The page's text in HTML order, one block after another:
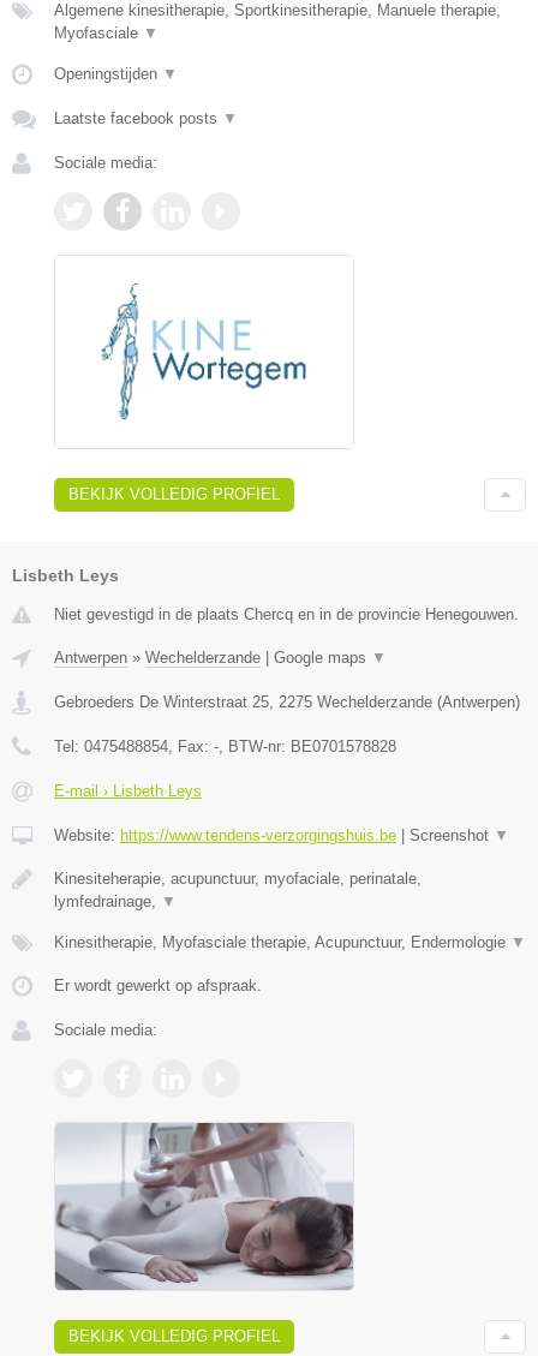
Algemene kinesitherapie, Sportkinesitherapie, Manuele therapie,
Myofasciale ▼
Openingstijden ▼
Laatste facebook posts ▼
Sociale media:
BEKIJK VOLLEDIG PROFIEL
Lisbeth Leys
Niet gevestigd in de plaats Chercq en in de provincie Henegouwen.
Antwerpen » Wechelderzande Google maps ▼
Gebroeders De Winterstraat 25, 2275 Wechelderzande (Antwerpen)
Tel: 0475488854, Fax: -, BTW-nr: BE0701578828
E-mail › Lisbeth Leys
Website: https://www.tendens-verzorgingshuis.be Screenshot ▼
Kinesiteherapie, acupunctuur, myofaciale, perinatale,
lymfedrainage, ▼
Kinesitherapie, Myofasciale therapie, Acupunctuur, Endermologie ▼
Er wordt gewerkt op afspraak.
Sociale media:
BEKIJK VOLLEDIG PROFIEL